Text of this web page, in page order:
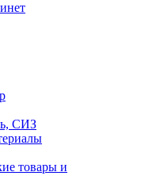
СИЗ
товары и